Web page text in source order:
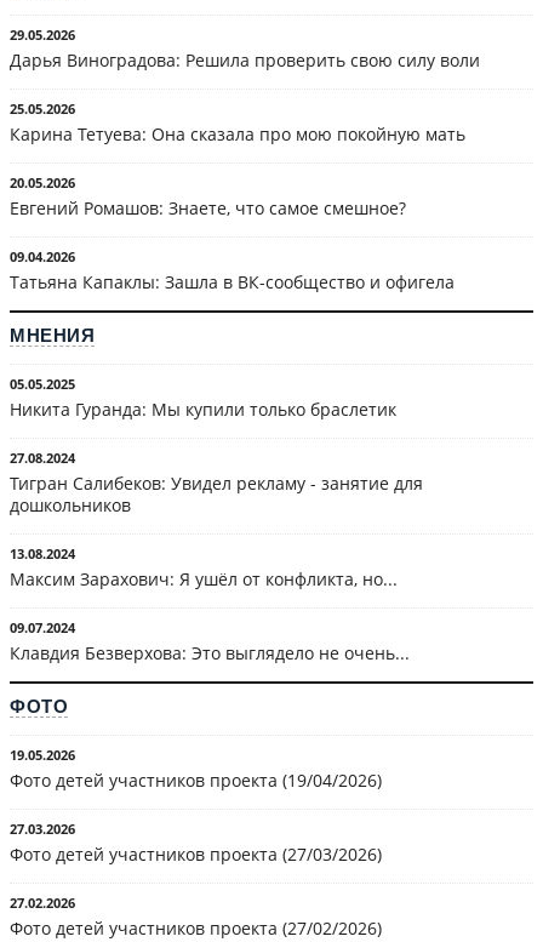
29.05.2026
Дарья Виноградова: Решила проверить свою силу воли
25.05.2026
Карина Тетуева: Она сказала про мою покойную мать
20.05.2026
Евгений Ромашов: Знаете, что самое смешное?
09.04.2026
Татьяна Капаклы: Зашла в ВК-сообщество и офигела
МНЕНИЯ
05.05.2025
Никита Гуранда: Мы купили только браслетик
27.08.2024
Тигран Салибеков: Увидел рекламу - занятие для
дошкольников
13.08.2024
Максим Зарахович: Я ушёл от конфликта, но...
09.07.2024
Клавдия Безверхова: Это выглядело не очень...
ФОТО
19.05.2026
Фото детей участников проекта (19/04/2026)
27.03.2026
Фото детей участников проекта (27/03/2026)
27.02.2026
Фото детей участников проекта (27/02/2026)